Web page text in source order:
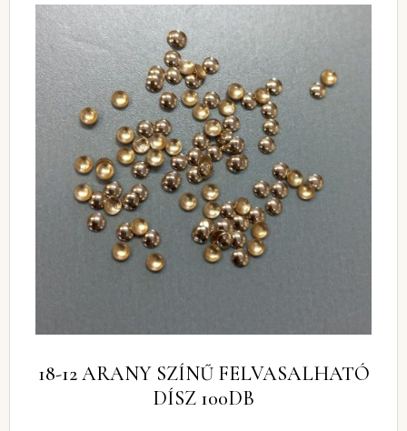
18-12 ARANY SZÍNŰ FELVASALHATÓ
DÍSZ 100DB